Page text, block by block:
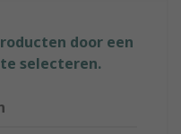
door een
selecteren.